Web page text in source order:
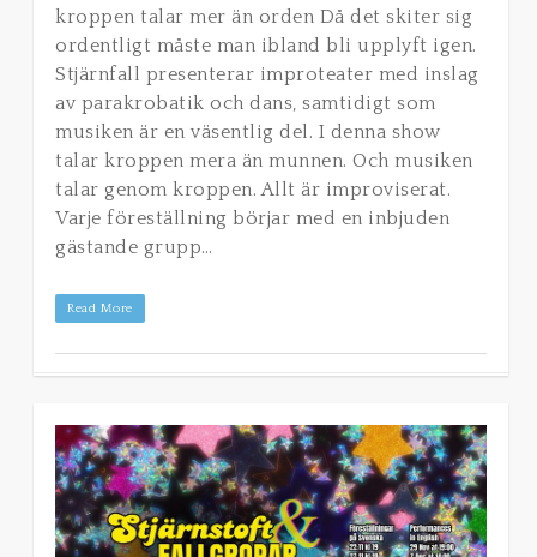
kroppen talar mer än orden Då det skiter sig
ordentligt måste man ibland bli upplyft igen.
Stjärnfall presenterar improteater med inslag
av parakrobatik och dans, samtidigt som
musiken är en väsentlig del. I denna show
talar kroppen mera än munnen. Och musiken
talar genom kroppen. Allt är improviserat.
Varje föreställning börjar med en inbjuden
gästande grupp…
Read More